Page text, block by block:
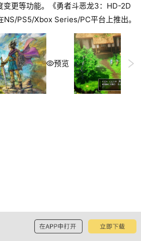
变更等功能。《勇者斗恶龙3：HD-2D
NS/PS5/Xbox Series/PC平台上推出。
预览